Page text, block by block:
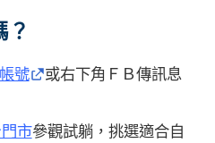
？
號
或右下角ＦＢ傳訊息
市參觀試躺，挑選適合自